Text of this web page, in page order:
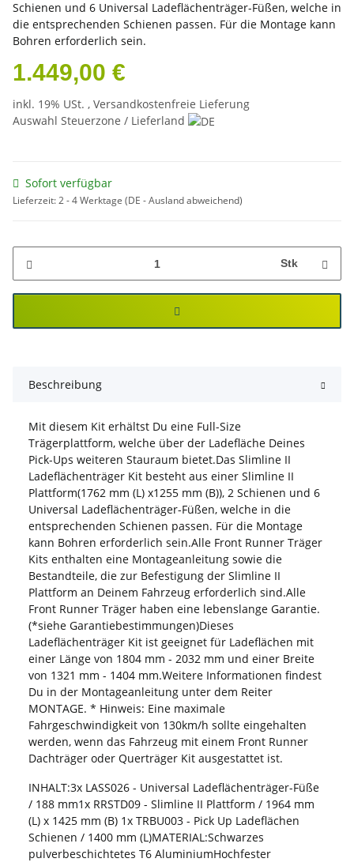
Schienen und 6 Universal Ladeflächenträger-Füßen, welche in
die entsprechenden Schienen passen. Für die Montage kann
Bohren erforderlich sein.
1.449,00 €
inkl. 19% USt. , Versandkostenfreie Lieferung
Auswahl Steuerzone / Lieferland
Sofort verfügbar
Lieferzeit:2 - 4 Werktage (DE - Ausland abweichend)
Stk
Beschreibung
Mit diesem Kit erhältst Du eine Full-Size
Trägerplattform, welche über der Ladefläche Deines
Pick-Ups weiteren Stauraum bietet.Das Slimline II
Ladeflächenträger Kit besteht aus einer Slimline II
Plattform(1762 mm (L) x1255 mm (B)), 2 Schienen und 6
Universal Ladeflächenträger-Füßen, welche in die
entsprechenden Schienen passen. Für die Montage
kann Bohren erforderlich sein.Alle Front Runner Träger
Kits enthalten eine Montageanleitung sowie die
Bestandteile, die zur Befestigung der Slimline II
Plattform an Deinem Fahrzeug erforderlich sind.Alle
Front Runner Träger haben eine lebenslange Garantie.
(*siehe Garantiebestimmungen)Dieses
Ladeflächenträger Kit ist geeignet für Ladeflächen mit
einer Länge von 1804 mm - 2032 mm und einer Breite
von 1321 mm - 1404 mm.Weitere Informationen findest
Du in der Montageanleitung unter dem Reiter
MONTAGE. * Hinweis: Eine maximale
Fahrgeschwindigkeit von 130km/h sollte eingehalten
werden, wenn das Fahrzeug mit einem Front Runner
Dachträger oder Querträger Kit ausgestattet ist.
INHALT:3x LASS026 - Universal Ladeflächenträger-Füße
/ 188 mm1x RRSTD09 - Slimline II Plattform / 1964 mm
(L) x 1425 mm (B) 1x TRBU003 - Pick Up Ladeflächen
Schienen / 1400 mm (L)MATERIAL:Schwarzes
pulverbeschichtetes T6 AluminiumHochfester